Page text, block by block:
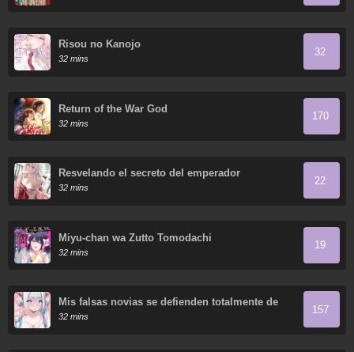
Risou no Kanojo
32 mins
32
Return of the War God
32 mins
170
Resvelando el secreto del emperador
32 mins
22
Miyu-chan wa Zutto Tomodachi
32 mins
19
Mis falsas novias se defienden totalmente de
sus ataques.
32 mins
157